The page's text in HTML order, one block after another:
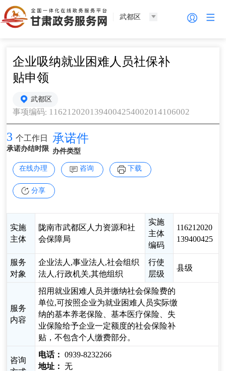
武都区
企业吸纳就业困难人员社保补
贴申领
武都区
事项编码: 1162120201394004254002014106002
3 个工作日
承诺办结时限
承诺件
办件类型
在线办理 咨询 下载
分享
实施
主体
陇南市武都区人力资源和社
会保障局
实施
主体
编码
116212020
139400425
服务
对象
企业法人,事业法人,社会组织
法人,行政机关,其他组织
行使
层级
县级
服务
内容
招用就业困难人员并缴纳社会保险费的
单位,可按照企业为就业困难人员实际缴
纳的基本养老保险、基本医疗保险、失
业保险给予企业一定额度的社会保险补
贴，不包含个人缴费部分。
咨询
电话： 0939-8232266
地址： 无